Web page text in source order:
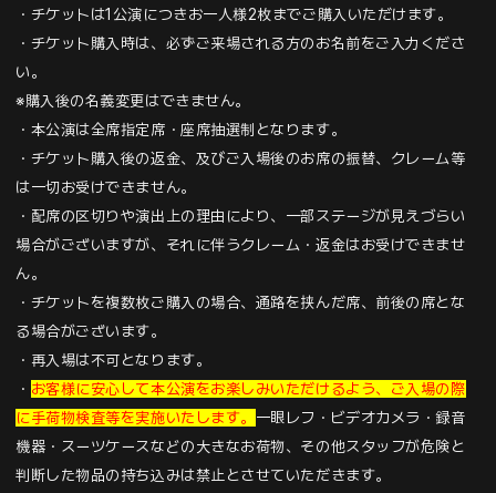
・チケットは1公演につきお一人様2枚までご購入いただけます。
・チケット購入時は、必ずご来場される方のお名前をご入力くださ
い。
※購入後の名義変更はできません。
・本公演は全席指定席・座席抽選制となります。
・チケット購入後の返金、及びご入場後のお席の振替、クレーム等
は一切お受けできません。
・配席の区切りや演出上の理由により、一部ステージが見えづらい
場合がございますが、それに伴うクレーム・返金はお受けできませ
ん。
・チケットを複数枚ご購入の場合、通路を挟んだ席、前後の席とな
る場合がございます。
・再入場は不可となります。
・ お客様に安心して本公演をお楽しみいただけるよう、ご入場の際
に手荷物検査等を実施いたします。 一眼レフ・ビデオカメラ・録音
機器・スーツケースなどの大きなお荷物、その他スタッフが危険と
判断した物品の持ち込みは禁止とさせていただきます。